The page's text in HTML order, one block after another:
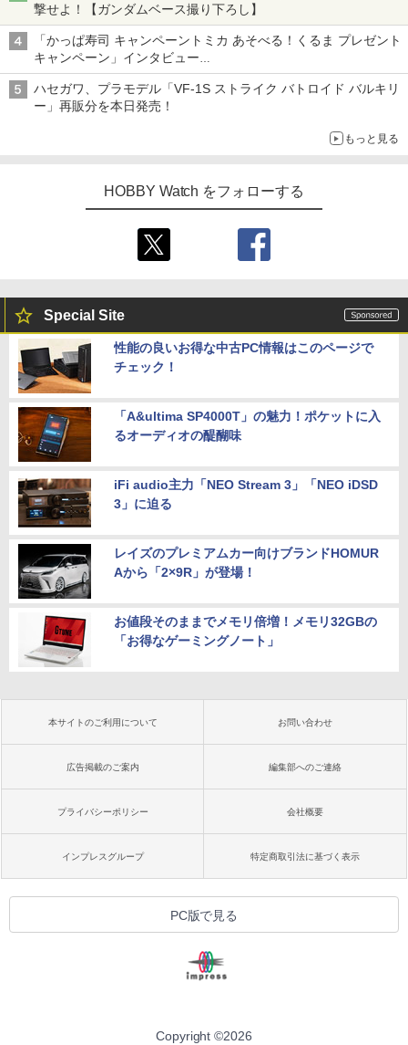
撃せよ！【ガンダムベース撮り下ろし】
「かっぱ寿司 キャンペーントミカ あそべる！くるま プレゼント
キャンペーン」インタビュー
子どもが楽しめるかっぱ寿司ならではの体験とコラボの楽しさを
追求
ハセガワ、プラモデル「VF-1S ストライク バトロイド バルキリ
ー」再販分を本日発売！
もっと見る
HOBBY Watch をフォローする
Special Site
性能の良いお得な中古PC情報はこのページで
チェック！
「A&ultima SP4000T」の魅力！ポケットに入
るオーディオの醍醐味
iFi audio主力「NEO Stream 3」「NEO iDSD
3」に迫る
レイズのプレミアムカー向けブランドHOMUR
Aから「2×9R」が登場！
お値段そのままでメモリ倍増！メモリ32GBの
「お得なゲーミングノート」
本サイトのご利用について お問い合わせ
広告掲載のご案内 編集部へのご連絡
プライバシーポリシー 会社概要
インプレスグループ 特定商取引法に基づく表示
PC版で見る
Copyright ©2026